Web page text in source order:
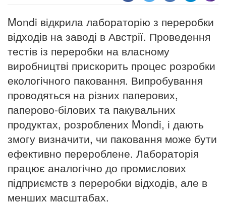
Mondi відкрила лабораторію з переробки
відходів на заводі в Австрії. Проведення
тестів із переробки на власному
виробництві прискорить процес розробки
екологічного паковання. Випробування
проводяться на різних паперових,
паперово-білових та пакувальних
продуктах, розроблених Mondi, і дають
змогу визначити, чи паковання може бути
ефективно перероблене. Лабораторія
працює аналогічно до промислових
підприємств з переробки відходів, але в
менших масштабах.